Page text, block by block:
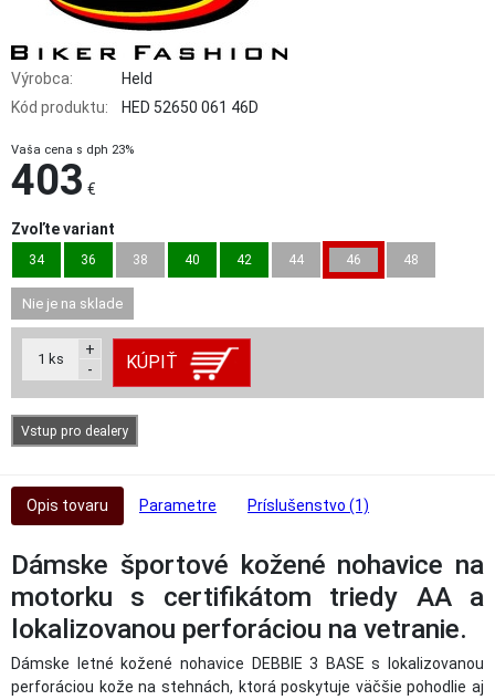
Výrobca:
Held
Kód produktu:
HED 52650 061 46D
Vaša cena s dph 23%
403 €
Zvoľte variant
34 36 38 40 42 44 46 48
Nie je na sklade
1 ks
+
-
KÚPIŤ
Vstup pro dealery
Opis tovaru Parametre Príslušenstvo (1)
Dámske športové kožené nohavice na
motorku s certifikátom triedy AA a
lokalizovanou perforáciou na vetranie.
Dámske letné kožené nohavice DEBBIE 3 BASE s lokalizovanou
perforáciou kože na stehnách, ktorá poskytuje väčšie pohodlie aj